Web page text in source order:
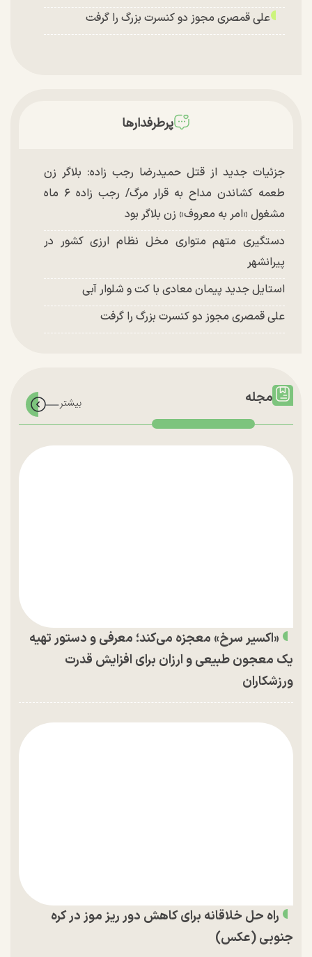
علی قمصری مجوز دو کنسرت بزرگ را گرفت
پرطرفدارها
جزئیات جدید از قتل حمیدرضا رجب زاده: بلاگر زن
طعمه کشاندن مداح به قرار مرگ/ رجب زاده ۶ ماه
مشغول «امر به معروف» زن بلاگر بود
دستگیری متهم متواری مخل نظام ارزی کشور در
پیرانشهر
استایل جدید پیمان معادی با کت و شلوار آبی
علی قمصری مجوز دو کنسرت بزرگ را گرفت
مجله
«اکسیر سرخ» معجزه می‌کند؛ معرفی و دستور تهیه
یک معجون طبیعی و ارزان برای افزایش قدرت
ورزشکاران
راه حل خلاقانه برای کاهش دور ریز موز در کره
جنوبی (عکس)